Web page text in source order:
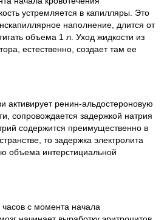
устремляется в капилляры. Это
наполнение, длится от
объема 1 л. Уход жидкости из
естественно, создает там ее
активирует ренин-альдостероновую
сопровождается задержкой натрия
содержится преимущественно в
то задержка электролита
объема интерстициальной
с момента начала